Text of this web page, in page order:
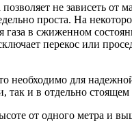
не зависеть от
проста. На
в сжиженном
перекос или
для
так и в отдельно стоящем
от одного метра и